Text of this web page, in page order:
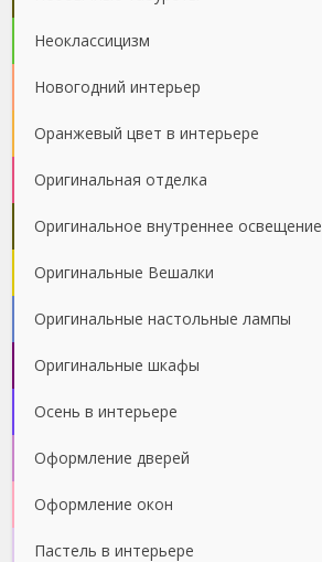
Неоклассицизм
Новогодний интерьер
Оранжевый цвет в интерьере
Оригинальная отделка
Оригинальное внутреннее освещение
Оригинальные Вешалки
Оригинальные настольные лампы
Оригинальные шкафы
Осень в интерьере
Оформление дверей
Оформление окон
Пастель в интерьере